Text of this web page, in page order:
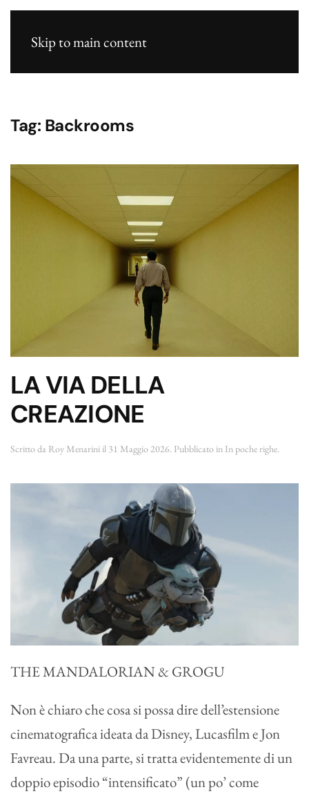
Skip to main content
Tag: Backrooms
LA VIA DELLA
CREAZIONE
Scritto da Roy Menarini il 31 Maggio 2026. Pubblicato in In poche righe.
THE MANDALORIAN & GROGU
Non è chiaro che cosa si possa dire dell’estensione
cinematografica ideata da Disney, Lucasfilm e Jon
Favreau. Da una parte, si tratta evidentemente di un
doppio episodio “intensificato” (un po’ come